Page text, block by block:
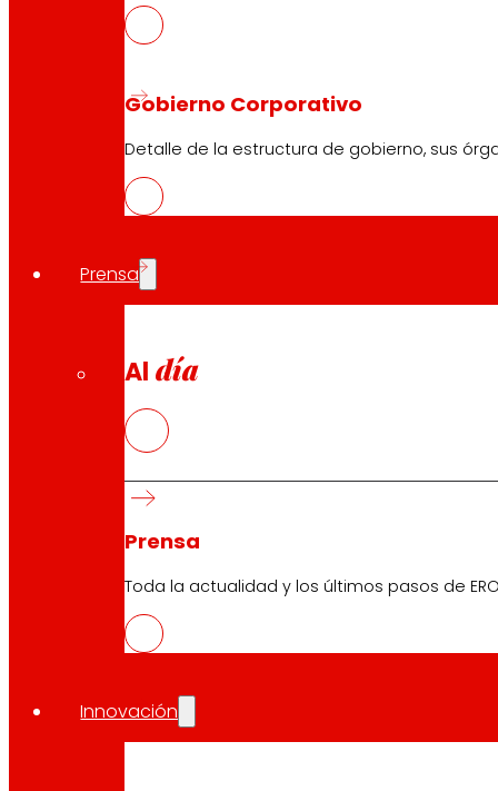
Gobierno Corporativo
Detalle de la estructura de gobierno, sus
Prensa
Al día
Prensa
Toda la actualidad y los últimos pasos de
Innovación